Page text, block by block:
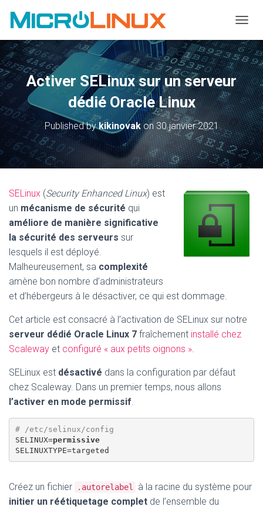
Activer SELinux sur un serveur
dédié Oracle Linux
Published bykikinovakon30 janvier 2021
SELinux (Security Enhanced Linux) est
un mécanisme de sécurité qui
améliore de manière significative
la sécurité des serveurs sur
lesquels il est déployé.
Malheureusement, sa complexité
amène bon nombre d’administrateurs
et d’hébergeurs à le désactiver, ce qui est dommage.
Cet article est consacré à l’activation de SELinux sur notre
serveur dédié Oracle Linux 7 fraîchement installé chez
Scaleway et configuré « aux petits oignons ».
SELinux est désactivé dans la configuration par défaut
chez Scaleway. Dans un premier temps, nous allons
l’activer en mode permissif.
# /etc/selinux/config
SELINUX=permissive
Créez un fichier .autorelabel
à la racine du système pour
initier un réétiquetage complet de l’ensemble du